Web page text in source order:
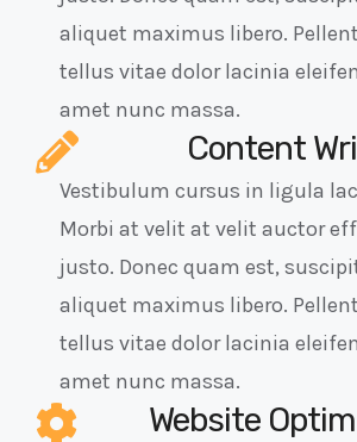
aliquet maximus libero.
tellus vitae dolor lacinia
amet nunc massa.
Content
Vestibulum cursus in ligula
Morbi at velit at velit auctor
justo. Donec quam est,
aliquet maximus libero.
tellus vitae dolor lacinia
amet nunc massa.
Website